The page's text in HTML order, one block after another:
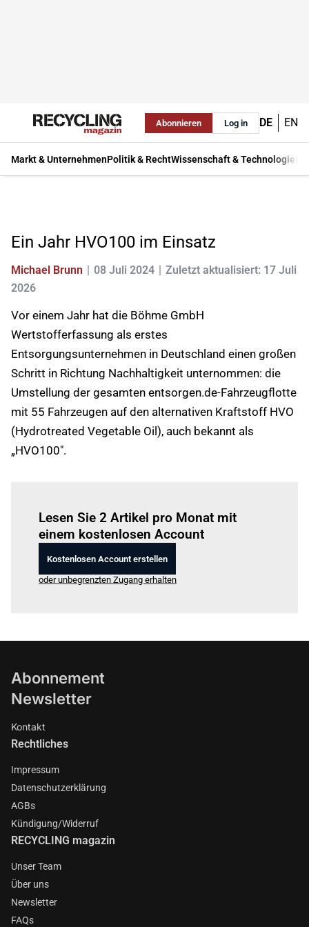
Abonnieren Log in DE EN
Markt & UnternehmenPolitik & RechtWissenschaft & Technologie
Ein Jahr HVO100 im Einsatz
Michael Brunn 08 Juli 2024
Zuletzt aktualisiert: 17 Juli
2026
Vor einem Jahr hat die Böhme GmbH
Wertstofferfassung als erstes
Entsorgungsunternehmen in Deutschland einen großen
Schritt in Richtung Nachhaltigkeit unternommen: die
Umstellung der gesamten entsorgen.de-Fahrzeugflotte
mit 55 Fahrzeugen auf den alternativen Kraftstoff HVO
(Hydrotreated Vegetable Oil), auch bekannt als
„HVO100".
Lesen Sie 2 Artikel pro Monat mit
einem kostenlosen Account
Kostenlosen Account erstellen
oder unbegrenzten Zugang erhalten
Abonnement
Newsletter
Kontakt
Rechtliches
Impressum
Datenschutzerklärung
AGBs
Kündigung/Widerruf
RECYCLING magazin
Unser Team
Über uns
Newsletter
FAQs